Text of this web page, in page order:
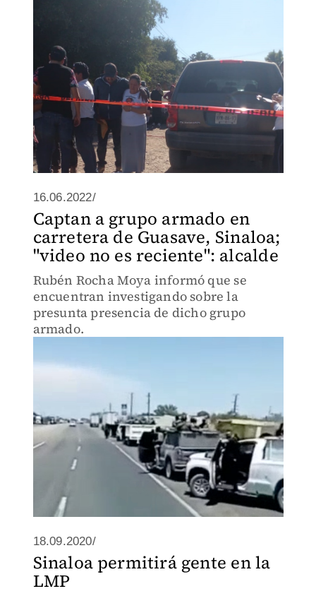
16.06.2022/
Captan a grupo armado en
carretera de Guasave, Sinaloa;
"video no es reciente": alcalde
Rubén Rocha Moya informó que se
encuentran investigando sobre la
presunta presencia de dicho grupo
armado.
18.09.2020/
Sinaloa permitirá gente en la
LMP